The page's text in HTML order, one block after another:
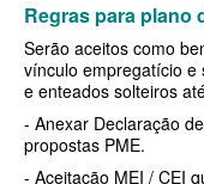
PLENA PLANO DE
QSAUDE PLANO DE
SANTA HELENA
SANTARIS PLANO
Regras para plano
Serão aceitos como
vínculo empregatício e
e enteados solteiros
- Anexar Declaração
propostas PME.
- Aceitação MEI / CEI